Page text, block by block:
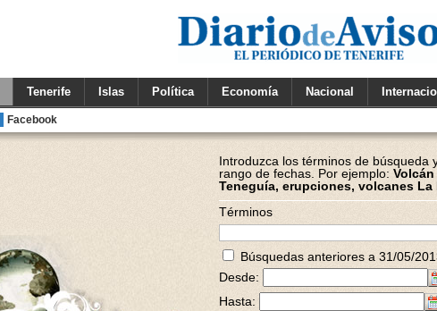
Tenerife Islas Política Economía Nacional
Facebook
Introduzca los términos de búsqueda
rango de fechas. Por ejemplo: Volcán
Teneguía, erupciones, volcanes La
Términos
Búsquedas anteriores a 31/05/
Desde:
Hasta: